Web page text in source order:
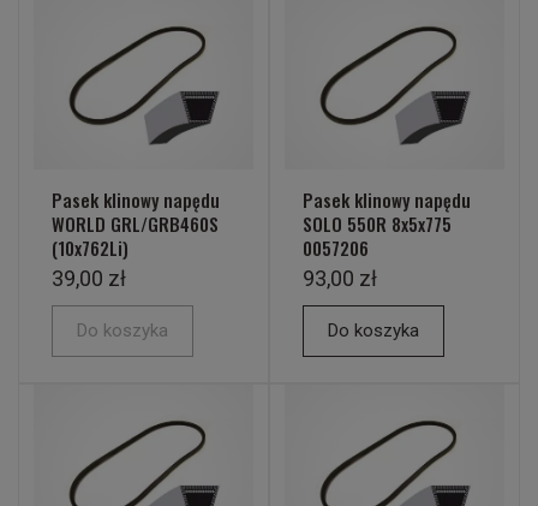
Pasek klinowy napędu
WORLD GRL/GRB460S
(10x762Li)
39,00 zł
Do koszyka
Pasek klinowy napędu
SOLO 550R 8x5x775
0057206
93,00 zł
Do koszyka